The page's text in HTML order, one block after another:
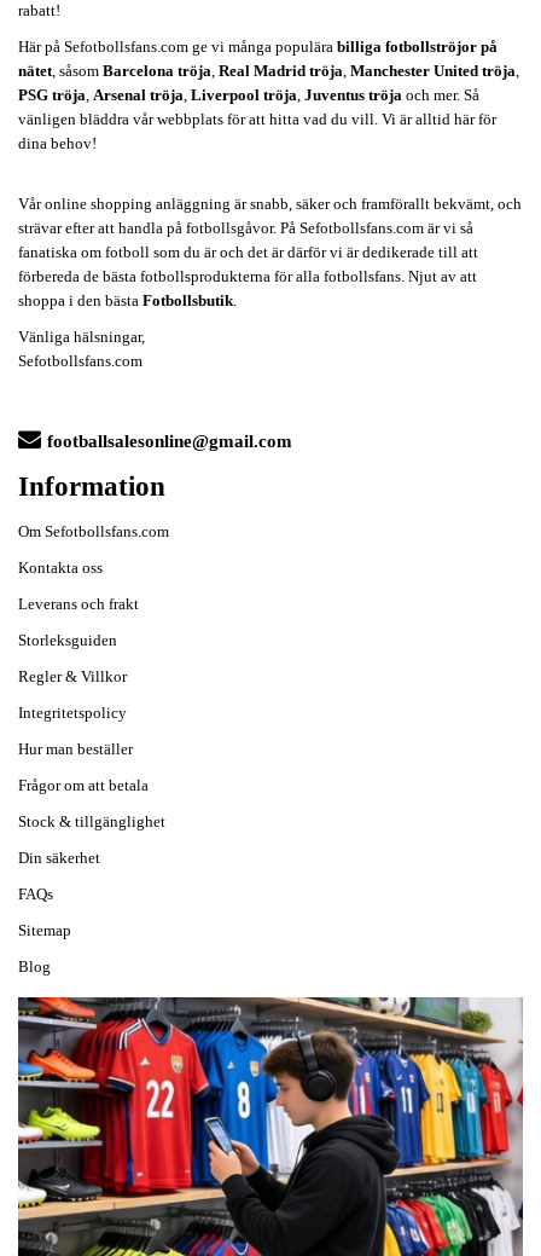
rabatt!
Här på Sefotbollsfans.com ge vi många populära billiga fotbollströjor på
nätet, såsom Barcelona tröja, Real Madrid tröja, Manchester United tröja,
PSG tröja, Arsenal tröja, Liverpool tröja, Juventus tröja och mer. Så
vänligen bläddra vår webbplats för att hitta vad du vill. Vi är alltid här för
dina behov!
Vår online shopping anläggning är snabb, säker och framförallt bekvämt, och
strävar efter att handla på fotbollsgåvor. På Sefotbollsfans.com är vi så
fanatiska om fotboll som du är och det är därför vi är dedikerade till att
förbereda de bästa fotbollsprodukterna för alla fotbollsfans. Njut av att
shoppa i den bästa Fotbollsbutik.
Vänliga hälsningar,
Sefotbollsfans.com
footballsalesonline@gmail.com
Information
Om Sefotbollsfans.com
Kontakta oss
Leverans och frakt
Storleksguiden
Regler & Villkor
Integritetspolicy
Hur man beställer
Frågor om att betala
Stock & tillgänglighet
Din säkerhet
FAQs
Sitemap
Blog